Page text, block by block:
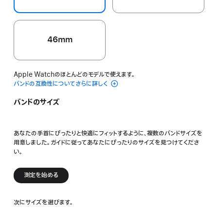
46mm
Apple Watchのほとんどのモデルで使えます。
バンドの互換性についてさらに詳しく
バンドのサイズ
あなたの手首にぴったりと快適にフィットするように、複数のバンドサイズを
用意しました。ガイドに従ってあなたにぴったりのサイズを見つけてくださ
い。
測定を始める
次にサイズを選びます。